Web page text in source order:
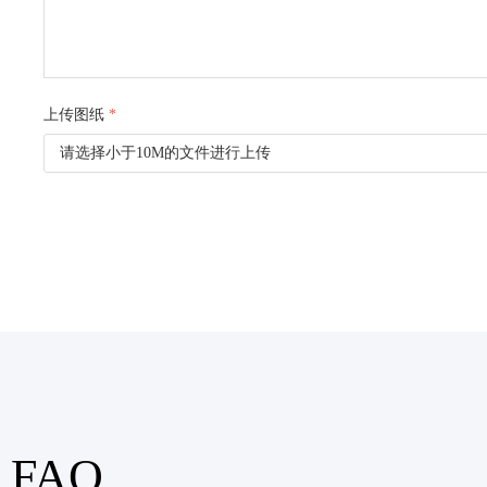
上传图纸 *
请选择小于10M的文件进行上传